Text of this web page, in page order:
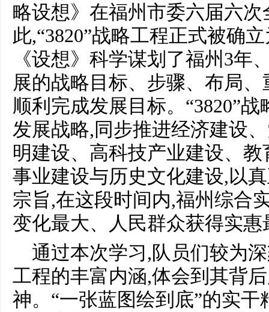
略设想》在福州市委六届六
此,“3820”战略工程正式被确
《设想》科学谋划了福州3年
展的战略目标、步骤、布局
顺利完成发展目标。“3820”
发展战略,同步推进经济建设
明建设、高科技产业建设、
事业建设与历史文化建设,以
宗旨,在这段时间内,福州综合
变化最大、人民群众获得实惠
通过本次学习,队员们较为
工程的丰富内涵,体会到其背
神。“一张蓝图绘到底”的实干